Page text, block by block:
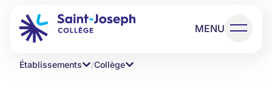
MENU
Établissements /Collège